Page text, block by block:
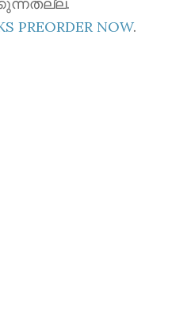
PREORDER NOW.